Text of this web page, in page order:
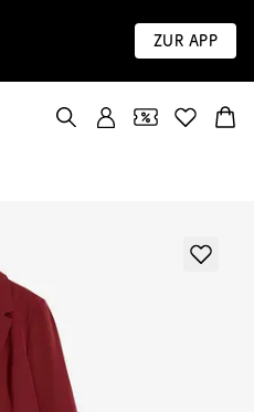
Zur App